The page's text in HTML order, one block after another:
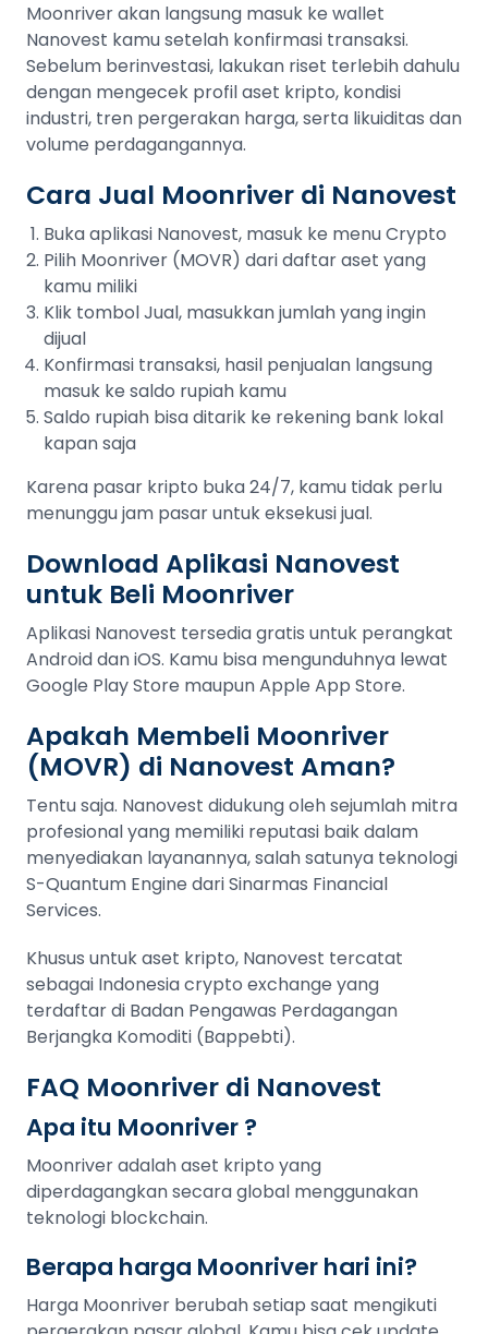
Moonriver akan langsung masuk ke wallet
Nanovest kamu setelah konfirmasi transaksi.
Sebelum berinvestasi, lakukan riset terlebih dahulu
dengan mengecek profil aset kripto, kondisi
industri, tren pergerakan harga, serta likuiditas dan
volume perdagangannya.
Cara Jual Moonriver di Nanovest
Buka aplikasi Nanovest, masuk ke menu Crypto
Pilih Moonriver (MOVR) dari daftar aset yang
kamu miliki
Klik tombol Jual, masukkan jumlah yang ingin
dijual
Konfirmasi transaksi, hasil penjualan langsung
masuk ke saldo rupiah kamu
Saldo rupiah bisa ditarik ke rekening bank lokal
kapan saja
Karena pasar kripto buka 24/7, kamu tidak perlu
menunggu jam pasar untuk eksekusi jual.
Download Aplikasi Nanovest
untuk Beli Moonriver
Aplikasi Nanovest tersedia gratis untuk perangkat
Android dan iOS. Kamu bisa mengunduhnya lewat
Google Play Store maupun Apple App Store.
Apakah Membeli Moonriver
(MOVR) di Nanovest Aman?
Tentu saja. Nanovest didukung oleh sejumlah mitra
profesional yang memiliki reputasi baik dalam
menyediakan layanannya, salah satunya teknologi
S-Quantum Engine dari Sinarmas Financial
Services.
Khusus untuk aset kripto, Nanovest tercatat
sebagai Indonesia crypto exchange yang
terdaftar di Badan Pengawas Perdagangan
Berjangka Komoditi (Bappebti).
FAQ Moonriver di Nanovest
Apa itu Moonriver ?
Moonriver adalah aset kripto yang
diperdagangkan secara global menggunakan
teknologi blockchain.
Berapa harga Moonriver hari ini?
Harga Moonriver berubah setiap saat mengikuti